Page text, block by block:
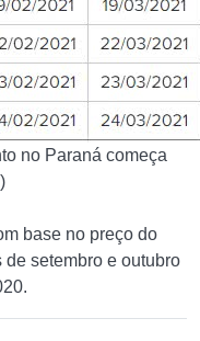
no Paraná começa
base no preço do
setembro e outubro